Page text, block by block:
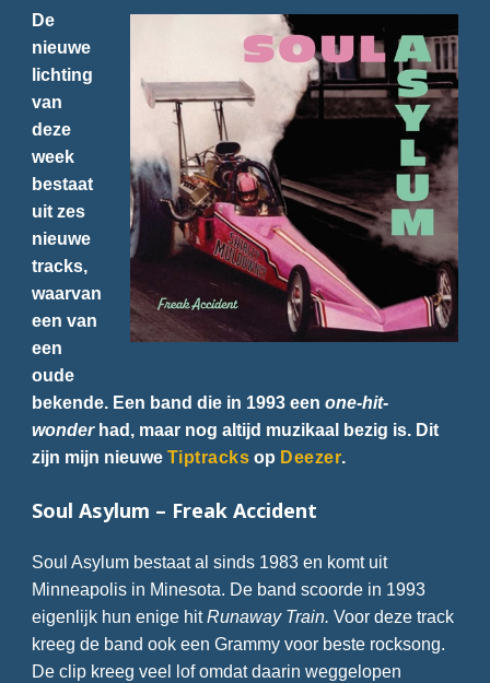
De
nieuwe
lichting
van
deze
week
bestaat
uit zes
nieuwe
tracks,
waarvan
een van
een
oude
bekende. Een band die in 1993 een one-hit-
wonder had, maar nog altijd muzikaal bezig is. Dit
zijn mijn nieuwe Tiptracks op Deezer.
Soul Asylum – Freak Accident
Soul Asylum bestaat al sinds 1983 en komt uit
Minneapolis in Minesota. De band scoorde in 1993
eigenlijk hun enige hitRunaway Train. Voor deze track
kreeg de band ook een Grammy voor beste rocksong.
De clip kreeg veel lof omdat daarin weggelopen